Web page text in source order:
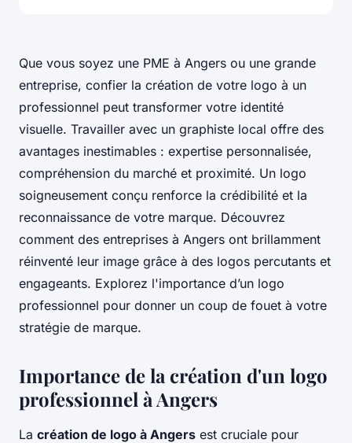
Que vous soyez une PME à Angers ou une grande
entreprise, confier la création de votre logo à un
professionnel peut transformer votre identité
visuelle. Travailler avec un graphiste local offre des
avantages inestimables : expertise personnalisée,
compréhension du marché et proximité. Un logo
soigneusement conçu renforce la crédibilité et la
reconnaissance de votre marque. Découvrez
comment des entreprises à Angers ont brillamment
réinventé leur image grâce à des logos percutants et
engageants. Explorez l'importance d’un logo
professionnel pour donner un coup de fouet à votre
stratégie de marque.
Importance de la création d'un logo
professionnel à Angers
La création de logo à Angers est cruciale pour